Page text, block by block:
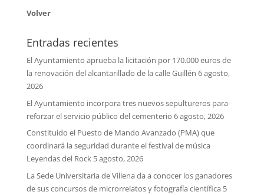
Volver
Entradas recientes
El Ayuntamiento aprueba la licitación por 170.000 euros de
la renovación del alcantarillado de la calle Guillén 6 agosto,
2026
El Ayuntamiento incorpora tres nuevos sepultureros para
reforzar el servicio público del cementerio 6 agosto, 2026
Constituido el Puesto de Mando Avanzado (PMA) que
coordinará la seguridad durante el festival de música
Leyendas del Rock 5 agosto, 2026
La Sede Universitaria de Villena da a conocer los ganadores
de sus concursos de microrrelatos y fotografía científica 5